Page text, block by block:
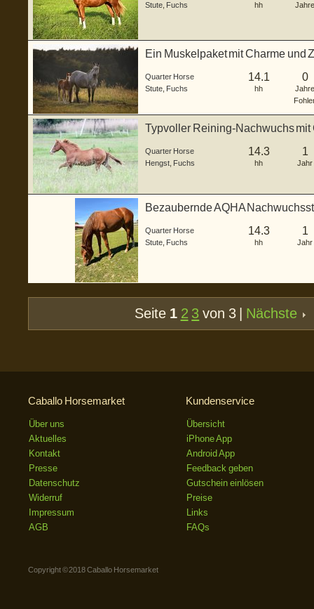
Stute Fuchs hh Jahre
Ein Muskelpaket mit Charme und
Quarter Horse
Stute Fuchs
14.1
hh
0
Jahre
Typvoller Reining-Nachwuchs mit
Quarter Horse
Hengst Fuchs
14.3
hh
1
Jahr
Bezaubernde AQHA
Quarter Horse
Stute Fuchs
14.3
hh
1
Jahr
Seite 1 2 3 von 3 | Nächste
Caballo Horsemarket
Über uns
Aktuelles
Kontakt
Presse
Datenschutz
Widerruf
Impressum
AGB
Kundenservice
Übersicht
iPhone App
Android App
Feedback geben
Gutschein einlösen
Preise
Links
FAQs
Copyright © 2018 Caballo Horsemarket